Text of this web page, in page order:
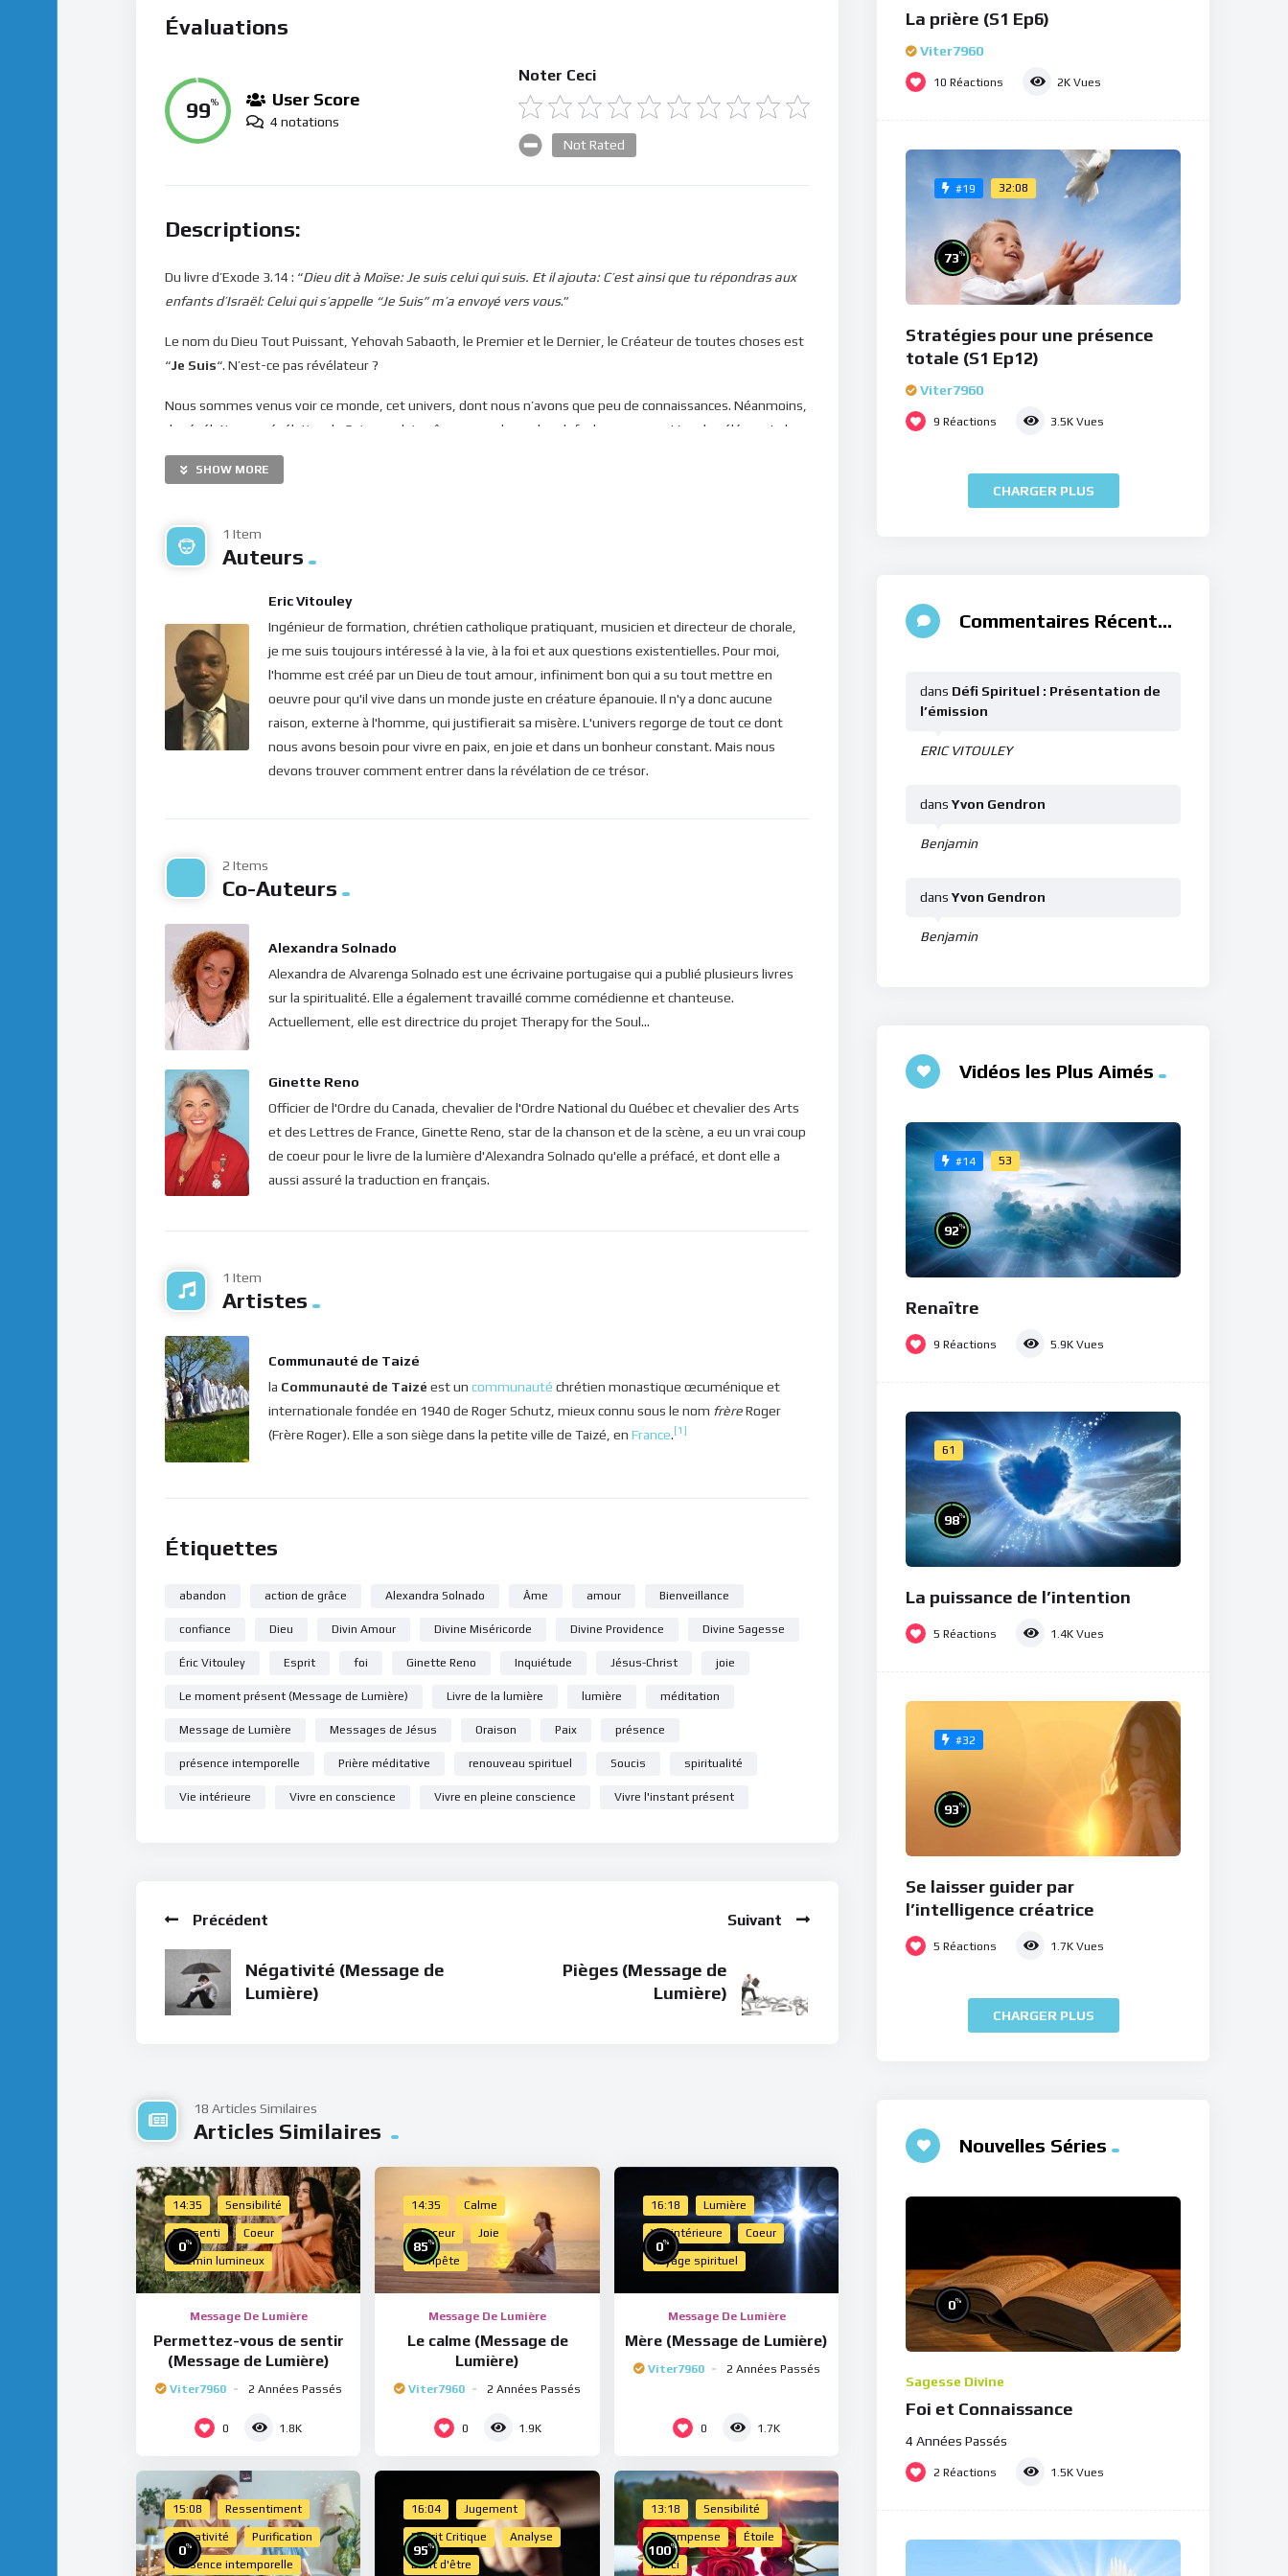
Évaluations
99% User Score
4 notations
Noter Ceci
Not Rated
Descriptions:
Du livre d’Exode 3.14 : “Dieu dit à Moïse: Je suis celui qui suis. Et il ajouta: C’est ainsi que tu répondras aux
enfants d’Israël: Celui qui s’appelle “Je Suis” m’a envoyé vers vous.”
Le nom du Dieu Tout Puissant, Yehovah Sabaoth, le Premier et le Dernier, le Créateur de toutes choses est
“Je Suis“. N’est-ce pas révélateur ?
Nous sommes venus voir ce monde, cet univers, dont nous n’avons que peu de connaissances. Néanmoins,
de révélation en révélation, le Seigneur lui-même nous donne les clefs du royaume… L’un des éléments les
plus importants de ce monde, c’est le temps : le passé, le présent, le futur… A la lumière de cette grande
révélation de Dieu à son serviteur Moïse, comment comprendre ces différents moments du temps ?
pourquoi le temps présent est Dieu lui-même ! Toutes les grandes vérités de l’univers se conjuguent, en
effet, au présent car elles ne finissent jamais ! L’instant présent est le seul qui soit éternel, que nous
sur la présence réelle de notre Dieu : “E
le Seigneur (Matthieu 28.20). Mais sommes-nous toujours conscient(e) de cette réalité ?
La plupart du temps, en effet, notre esprit vit dans le passé. On se rappelle des douleurs vécues et on s’y
végète. On se rappelle des bons moments passés et on se lamente sur sa condition actuelle… On est
anxieux, angoissé, toutes choses qui montrent que le passé est encore bien là dans notre esprit ! Et
pourtant le passé n’est plus là… C’est un “moment présent” que nous avons vécu et qui ne reviendra plus
jamais. Alors, à quoi bon s’y éterniser ? Qu’allons-nous gagner à rester cloitré(e) dans le passé ?
présent et faire de bons choix ici et maintenant ! C’est la seule manière de construire un futur radieux et
prospère : profiter aujourd’hui, des ressources spirituelles que Dieu nous offre par sa présence afin de bâtir
Dans le silence de ton coeur, écoute ce message de lumière de ton Seigneur.
Bonne méditation.
SHOW MORE
1 Item
Auteurs
Eric Vitouley
Ingénieur de formation, chrétien catholique pratiquant, musicien et directeur de chorale,
je me suis toujours intéressé à la vie, à la foi et aux questions existentielles. Pour moi,
l'homme est créé par un Dieu de tout amour, infiniment bon qui a su tout mettre en
oeuvre pour qu'il vive dans un monde juste en créature épanouie. Il n'y a donc aucune
raison, externe à l'homme, qui justifierait sa misère. L'univers regorge de tout ce dont
nous avons besoin pour vivre en paix, en joie et dans un bonheur constant. Mais nous
devons trouver comment entrer dans la révélation de ce trésor.
2 Items
Co-Auteurs
Alexandra Solnado
Alexandra de Alvarenga Solnado est une écrivaine portugaise qui a publié plusieurs livres
sur la spiritualité. Elle a également travaillé comme comédienne et chanteuse.
Actuellement, elle est directrice du projet Therapy for the Soul...
Ginette Reno
Officier de l'Ordre du Canada, chevalier de l'Ordre National du Québec et chevalier des Arts
et des Lettres de France, Ginette Reno, star de la chanson et de la scène, a eu un vrai coup
de coeur pour le livre de la lumière d'Alexandra Solnado qu'elle a préfacé, et dont elle a
aussi assuré la traduction en français.
1 Item
Artistes
Communauté de Taizé
la Communauté de Taizé est un communauté chrétien monastique œcuménique et
internationale fondée en 1940 de Roger Schutz, mieux connu sous le nom frèreRoger
(Frère Roger). Elle a son siège dans la petite ville de Taizé, en France.[1]
Étiquettes
abandon action de grâce Alexandra Solnado Âme amour Bienveillance
confiance Dieu Divin Amour Divine Miséricorde Divine Providence Divine Sagesse
Éric Vitouley Esprit foi Ginette Reno Inquiétude Jésus-Christ joie
Le moment présent (Message de Lumière) Livre de la lumière lumière méditation
Message de Lumière Messages de Jésus Oraison Paix présence
présence intemporelle Prière méditative renouveau spirituel Soucis spiritualité
Vie intérieure Vivre en conscience Vivre en pleine conscience Vivre l'instant présent
Précédent
Négativité (Message de
Lumière)
Suivant
Pièges (Message de
Lumière)
18 Articles Similaires
Articles Similaires
14:35 Sensibilité
Ressenti Coeur
Chemin lumineux
0%
Message De Lumière
Permettez-vous de sentir
(Message de Lumière)
Viter7960 2 Années Passés
0 1.8K
14:35 Calme
Douceur Joie
Tempête
85%
Message De Lumière
Le calme (Message de
Lumière)
Viter7960 2 Années Passés
0 1.9K
16:18 Lumière
Vie intérieure Coeur
Voyage spirituel
0%
Message De Lumière
Mère (Message de Lumière)
Viter7960 2 Années Passés
0 1.7K
15:08 Ressentiment
Négativité Purification
Présence intemporelle
0%
16:04 Jugement
Esprit Critique Analyse
Droit d'être
95%
13:18 Sensibilité
Récompense Étoile
Merci
100%
La prière (S1 Ep6)
Viter7960
10 Réactions 2K Vues
#19 32:08
73%
Stratégies pour une présence
totale (S1 Ep12)
Viter7960
9 Réactions 3.5K Vues
CHARGER PLUS
Commentaires Récents
ERIC VITOULEY
dans Défi Spirituel : Présentation de
l’émission
Benjamin
dansYvon Gendron
Benjamin
dansYvon Gendron
Vidéos les Plus Aimés
#14 53
92%
Renaître
9 Réactions 5.9K Vues
61
98%
La puissance de l’intention
5 Réactions 1.4K Vues
#32
93%
Se laisser guider par
l’intelligence créatrice
5 Réactions 1.7K Vues
CHARGER PLUS
Nouvelles Séries
0%
Sagesse Divine
Foi et Connaissance
4 Années Passés
2 Réactions 1.5K Vues